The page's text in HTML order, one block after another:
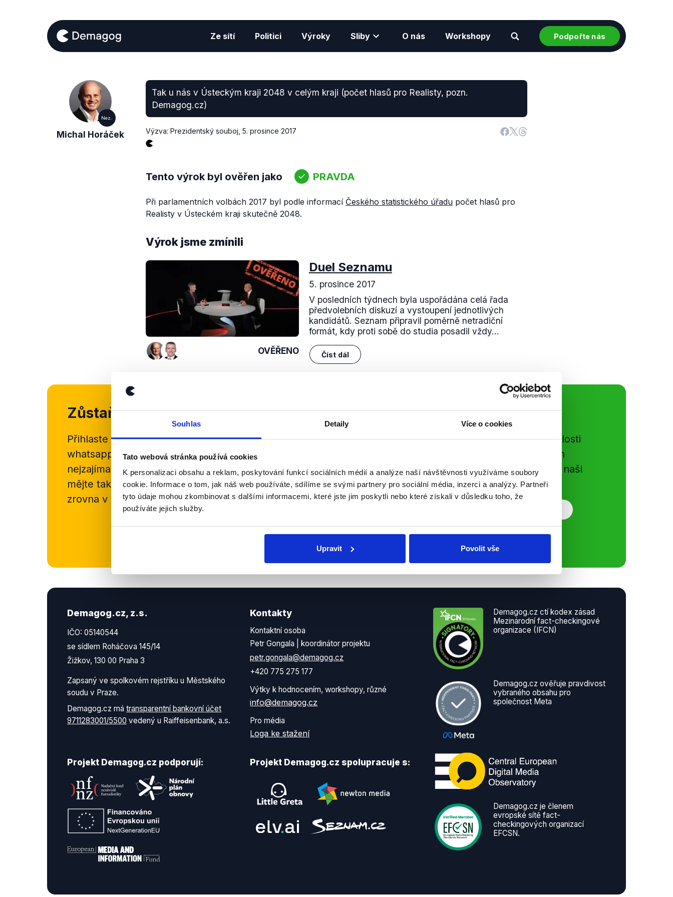
Souhlas Detaily Více o cookies
Tato webová stránka používá cookies
K personalizaci obsahu a reklam, poskytování funkcí sociálních médií a analýze naší návštěvnosti využíváme soubory
cookie. Informace o tom, jak náš web používáte, sdílíme se svými partnery pro sociální média, inzerci a analýzy. Partneři
tyto údaje mohou zkombinovat s dalšími informacemi, které jste jim poskytli nebo které získali v důsledku toho, že
používáte jejich služby.
Upravit Povolit vše
Ze sítí Politici Výroky Sliby O nás Workshopy Podpořte nás
Nez.
Michal Horáček
Tak u nás v Ústeckým kraji 2048 v celým kraji (počet hlasů pro Realisty, pozn.
Demagog.cz)
Výzva: Prezidentský souboj 5. prosince 2017
Tento výrok byl ověřen jako PRAVDA
Při parlamentních volbách 2017 byl podle informací Českého statistického úřadupočet hlasů pro
Realisty v Ústeckém kraji skutečně 2048.
Výrok jsme zmínili
OVĚŘENO
Duel Seznamu
5. prosince 2017
V posledních týdnech byla uspořádána celá řada
předvolebních diskuzí a vystoupení jednotlivých
kandidátů. Seznam připravil poměrně netradiční
formát, kdy proti sobě do studia posadil vždy...
Číst dál
Zůstaňme v kontaktu
Přihlaste se k odběru našehonewsletteru nebo
whatsappového kanálu, kde pravidelně přinášíme shrnutí
nejzajímavějších článků a analýz. Začněte nás odebírat, a
mějte tak přehled o tom, jaké dezinformace a nepravdy se
zrovna v Česku šíří.
Newsletter WhatsApp
Sociální sítě
Nenechte si ujít nejnovější události
z Demagog.cz. Sdílením našich
příspěvků přátelům podpoříte naši
práci.
Demagog.cz, z.s.
IČO: 05140544
se sídlem Roháčova 145/14
Žižkov, 130 00 Praha 3
Zapsaný ve spolkovém rejstříku u Městského
soudu v Praze.
Demagog.cz má transparentní bankovní účet
9711283001/5500 vedený u Raiffeisenbank, a.s.
Kontakty
Kontaktní osoba
Petr Gongala | koordinátor projektu
petr.gongala@demagog.cz
+420 775 275 177
Výtky k hodnocením, workshopy, různé
info@demagog.cz
Pro média
Loga ke stažení
Projekt Demagog.cz podporují: Projekt Demagog.cz spolupracuje s:
Demagog.cz ctí kodex zásad
Mezinárodní fact-checkingové
organizace (IFCN)
Demagog.cz ověřuje pravdivost
vybraného obsahu pro
společnost Meta
Demagog.cz je členem
evropské sítě fact-
checkingových organizací
EFCSN.